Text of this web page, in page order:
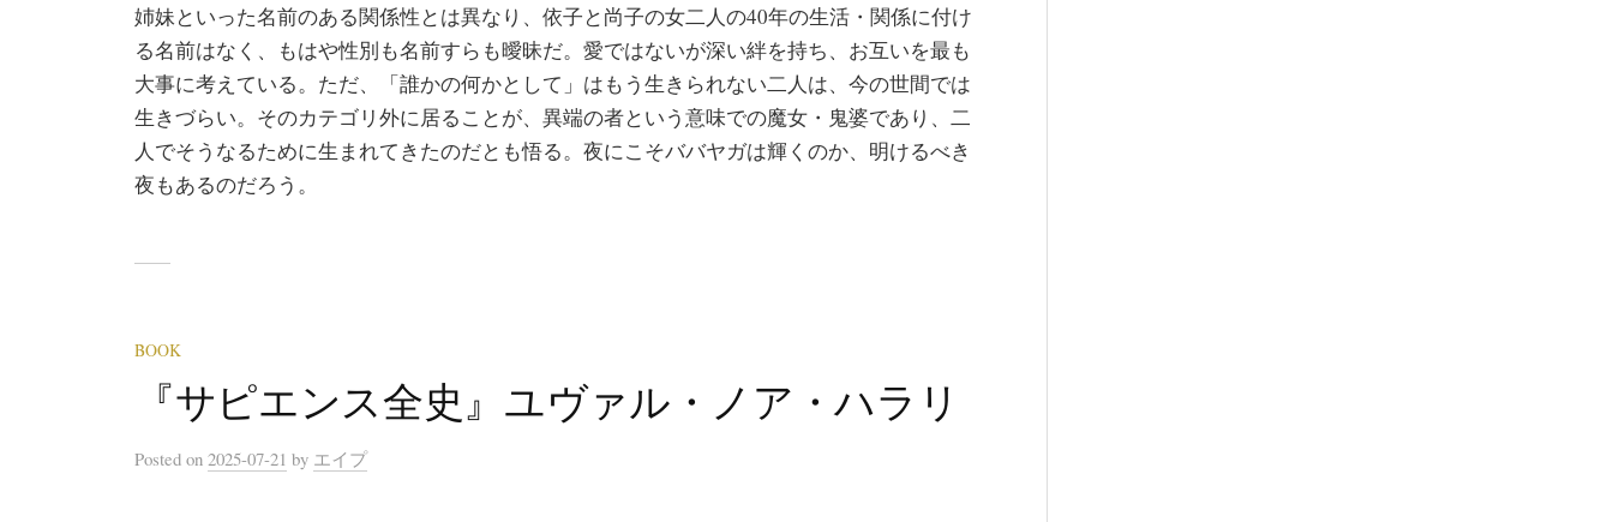
姉妹といった名前のある関係性とは異なり、依子と尚子の女二人の40年の生活・関係に付け
る名前はなく、もはや性別も名前すらも曖昧だ。愛ではないが深い絆を持ち、お互いを最も
大事に考えている。ただ、「誰かの何かとして」はもう生きられない二人は、今の世間では
生きづらい。そのカテゴリ外に居ることが、異端の者という意味での魔女・鬼婆であり、二
人でそうなるために生まれてきたのだとも悟る。夜にこそババヤガは輝くのか、明けるべき
夜もあるのだろう。
BOOK
『サピエンス全史』ユヴァル・ノア・ハラリ
Posted on 2025-07-21 by エイプ